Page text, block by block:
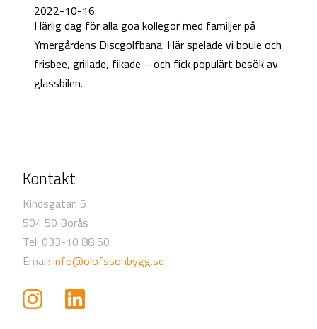
2022-10-16
Härlig dag för alla goa kollegor med familjer på
Ymergårdens Discgolfbana. Här spelade vi boule och
frisbee, grillade, fikade – och fick populärt besök av
glassbilen.
Kontakt
Kindsgatan 5
504 50 Borås
Tel: 033-10 88 50
Email: info@olofssonbygg.se